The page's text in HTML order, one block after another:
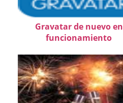
Gravatar de nuevo en
funcionamiento